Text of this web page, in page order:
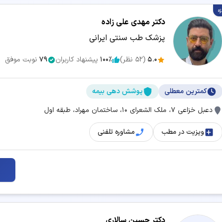
تزریق فیلر
دستگاه لاغری
طب سوزنی
دکتر مهدی علی زاده
پزشک طب سنتی ایرانی
5.0
(
52نظر) 100٪ پیشنهاد کاربران 79 نوبت موفق
کمترین معطلی
پوشش دهی بیمه
دعبل خزاعی ۷، ملک الشعرای ۱۰، ساختمان مهراد، طبقه اول
ویزیت در مطب مشاوره تلفنی